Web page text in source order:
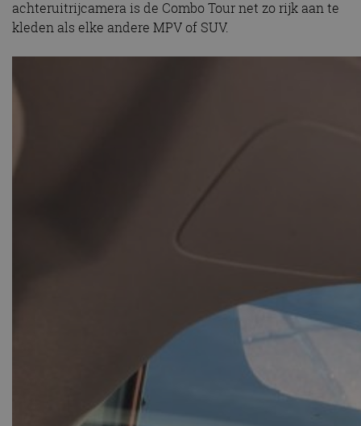
achteruitrijcamera is de Combo Tour net zo rijk aan te
kleden als elke andere MPV of SUV.